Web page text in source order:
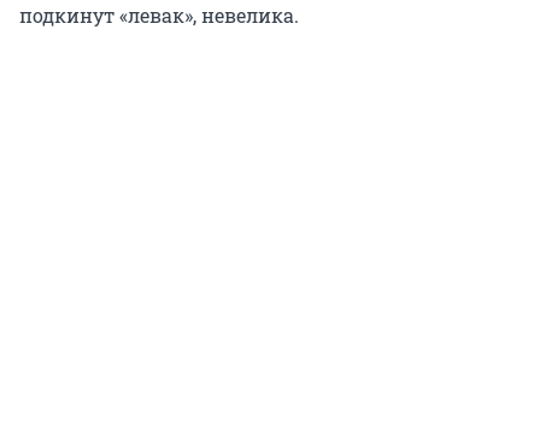
подкинут «левак», невелика.